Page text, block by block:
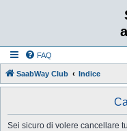
FAQ
SaabWay Club Indice
Sei sicuro di volere cancellare